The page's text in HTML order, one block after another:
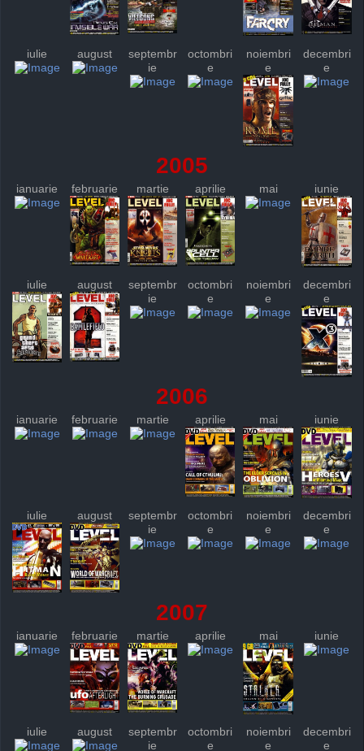
iulie august
septembr
ie
octombri
e
noiembri
e
decembri
e
2005
ianuarie februarie martie aprilie mai iunie
iulie august
septembr
ie
octombri
e
noiembri
e
decembri
e
2006
ianuarie februarie martie aprilie mai iunie
iulie august
septembr
ie
octombri
e
noiembri
e
decembri
e
2007
ianuarie februarie martie aprilie mai iunie
iulie august
septembr
ie
octombri
e
noiembri
e
decembri
e